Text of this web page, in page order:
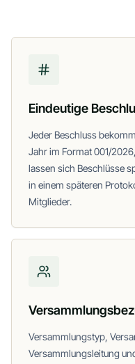
Eindeutige
Jeder Beschluss
Jahr im Format 001/
lassen sich Beschlüsse
in einem späteren
Mitglieder.
Versammlungstyp,
Versammlungsleitung